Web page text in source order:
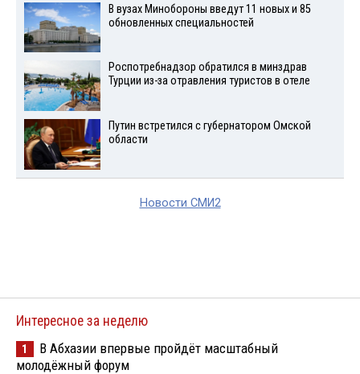
В вузах Минобороны введут 11 новых и 85
обновленных специальностей
Роспотребнадзор обратился в минздрав
Турции из-за отравления туристов в отеле
Путин встретился с губернатором Омской
области
Новости СМИ2
Интересное за неделю
1
В Абхазии впервые пройдёт масштабный
молодёжный форум